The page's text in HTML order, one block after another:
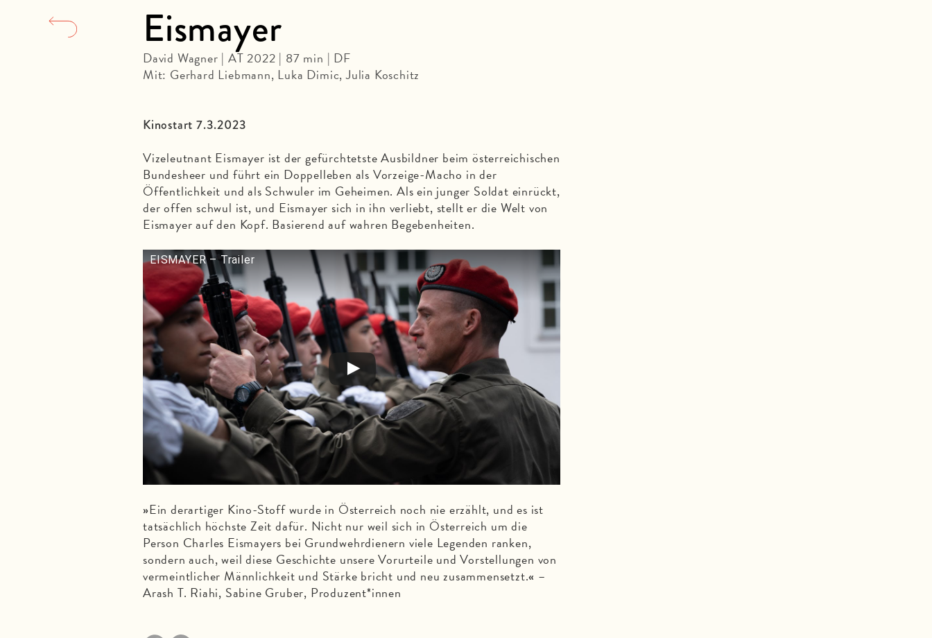
Eismayer
David Wagner | AT 2022 | 87 min | DF
Mit: Gerhard Liebmann, Luka Dimic, Julia Koschitz
Kinostart 7.3.2023
Vizeleutnant Eismayer ist der gefürchtetste Ausbildner beim österreichischen
Bundesheer und führt ein Doppelleben als Vorzeige-Macho in der
Öffentlichkeit und als Schwuler im Geheimen. Als ein junger Soldat einrückt,
der offen schwul ist, und Eismayer sich in ihn verliebt, stellt er die Welt von
Eismayer auf den Kopf. Basierend auf wahren Begebenheiten.
EISMAYER – Trailer
»Ein derartiger Kino-Stoff wurde in Österreich noch nie erzählt, und es ist
tatsächlich höchste Zeit dafür. Nicht nur weil sich in Österreich um die
Person Charles Eismayers bei Grundwehrdienern viele Legenden ranken,
sondern auch, weil diese Geschichte unsere Vorurteile und Vorstellungen von
vermeintlicher Männlichkeit und Stärke bricht und neu zusammensetzt.« –
Arash T. Riahi, Sabine Gruber, Produzent*innen